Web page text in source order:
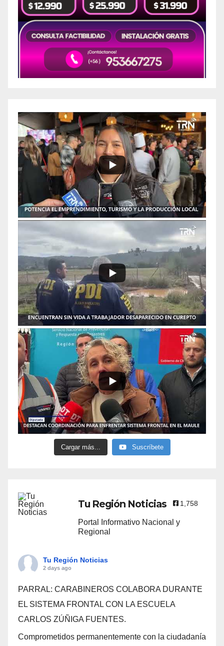
Cargar más... Suscríbete
Tu Región Noticias 1,758
Portal Informativo Nacional y
Regional
Tu Región Noticias
2 days ago
PARRAL: CARABINEROS COLABORA DURANTE
EL SISTEMA FRONTAL CON LA ESCUELA
CARLOS ZÚÑIGA FUENTES.
Comprometidos permanentemente con la ciudadanía